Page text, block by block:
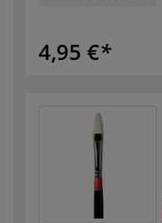
4,95 €